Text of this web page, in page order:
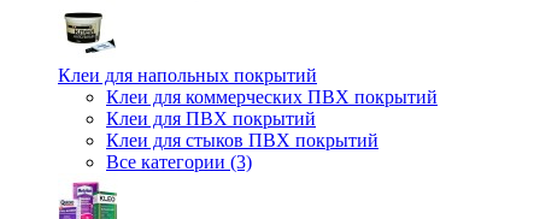
Клеи для напольных покрытий
Клеи для коммерческих ПВХ покрытий
Клеи для ПВХ покрытий
Клеи для стыков ПВХ покрытий
Все категории (3)